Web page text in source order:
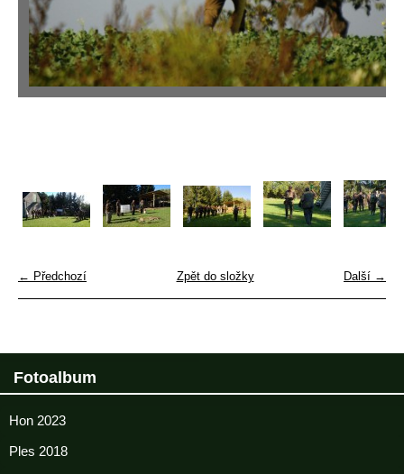
← Předchozí Další →
Zpět do složky
Fotoalbum
Hon 2023
Ples 2018